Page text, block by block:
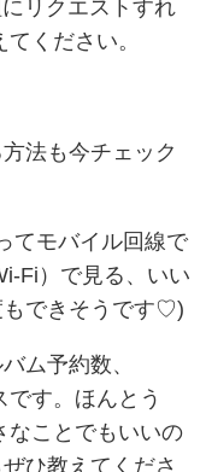
リクエストすれ
ください。
法も今チェック
てモバイル回線で
Fi）で見る、いい
もできそうです♡)
ム予約数、
です。ほんとう
なことでもいいの
ひ教えてくださ